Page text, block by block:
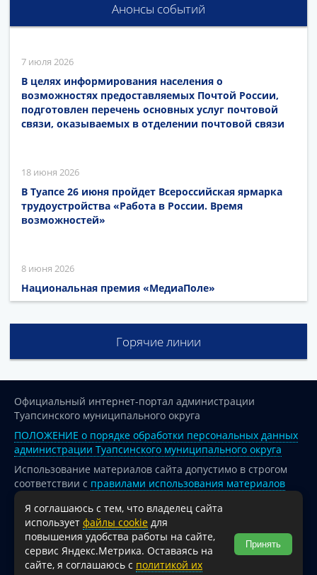
Анонсы событий
7 июля 2026
В целях информирования населения о
возможностях предоставляемых Почтой России,
подготовлен перечень основных услуг почтовой
связи, оказываемых в отделении почтовой связи
18 июня 2026
В Туапсе 26 июня пройдет Всероссийская ярмарка
трудоустройства «Работа в России. Время
возможностей»
8 июня 2026
Национальная премия «МедиаПоле»
Горячие линии
Официальный интернет-портал администрации
Туапсинского муниципального округа
ПОЛОЖЕНИЕ о порядке обработки персональных данных
администрации Туапсинского муниципального округа
Использование материалов сайта допустимо в строгом
соответствии с правилами использования материалов
опубликованных на сайте
При перепечатке и использовании информации ссылка
на источник обязательна.
Для сайтов и страниц сети Интернет обязательна
активная гиперссылка на официальный интернет-портал
Я соглашаюсь с тем, что владелец сайта
использует файлы cookie для
повышения удобства работы на сайте,
сервис Яндекс.Метрика. Оставаясь на
сайте, я соглашаюсь с политикой их
Принять